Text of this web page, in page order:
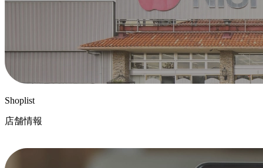
Shoplist
店舗情報